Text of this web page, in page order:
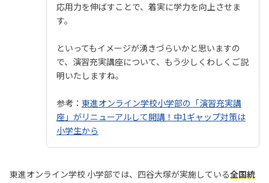
応用力を伸ばすことで、着実に学力を向上させま
す。
といってもイメージが湧きづらいかと思いますの
で、演習充実講座について、もう少しくわしくご説
明いたしますね。
参考： 東進オンライン学校小学部の「演習充実講
座」がリニューアルして開講！中1ギャップ対策は
小学生から
東進オンライン学校 小学部では、四谷大塚が実施している全国統